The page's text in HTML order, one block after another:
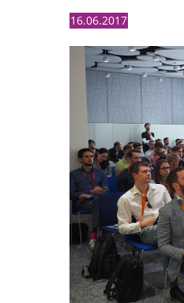
16.06.2017